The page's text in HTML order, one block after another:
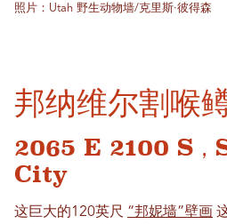
照片：Utah 野生动物墙/克里斯·彼得森
邦纳维尔割喉
2065 E 2100 S
City
这巨大的120英尺 “邦妮墙”壁画